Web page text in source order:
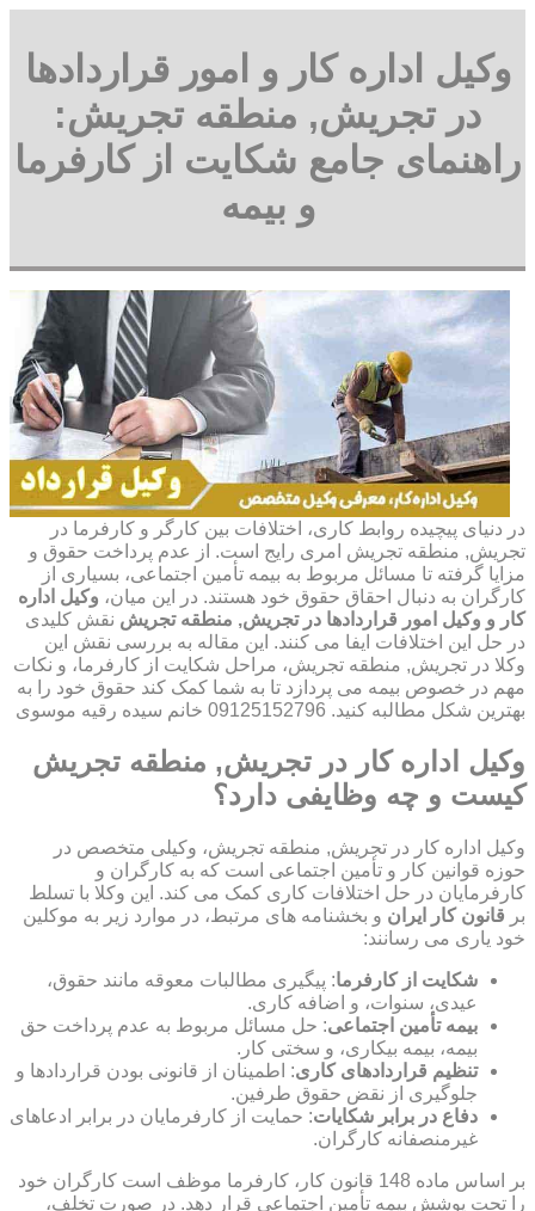
وکیل اداره کار و امور قراردادها
در تجریش, منطقه تجریش:
راهنمای جامع شکایت از کارفرما
و بیمه
در دنیای پیچیده روابط کاری، اختلافات بین کارگر و کارفرما در
تجریش, منطقه تجریش امری رایج است. از عدم پرداخت حقوق و
مزایا گرفته تا مسائل مربوط به بیمه تأمین اجتماعی، بسیاری از
کارگران به دنبال احقاق حقوق خود هستند. در این میان، وکیل اداره
کار و وکیل امور قراردادها در تجریش, منطقه تجریش نقش کلیدی
در حل این اختلافات ایفا می کنند. این مقاله به بررسی نقش این
وکلا در تجریش, منطقه تجریش، مراحل شکایت از کارفرما، و نکات
مهم در خصوص بیمه می پردازد تا به شما کمک کند حقوق خود را به
بهترین شکل مطالبه کنید. 09125152796 خانم سیده رقیه موسوی
وکیل اداره کار در تجریش, منطقه تجریش
کیست و چه وظایفی دارد؟
وکیل اداره کار در تجریش, منطقه تجریش، وکیلی متخصص در
حوزه قوانین کار و تأمین اجتماعی است که به کارگران و
کارفرمایان در حل اختلافات کاری کمک می کند. این وکلا با تسلط
بر قانون کار ایران و بخشنامه های مرتبط، در موارد زیر به موکلین
خود یاری می رسانند:
شکایت از کارفرما: پیگیری مطالبات معوقه مانند حقوق،
عیدی، سنوات، و اضافه کاری.
بیمه تأمین اجتماعی: حل مسائل مربوط به عدم پرداخت حق
بیمه، بیمه بیکاری، و سختی کار.
تنظیم قراردادهای کاری: اطمینان از قانونی بودن قراردادها و
جلوگیری از نقض حقوق طرفین.
دفاع در برابر شکایات: حمایت از کارفرمایان در برابر ادعاهای
غیرمنصفانه کارگران.
بر اساس ماده 148 قانون کار، کارفرما موظف است کارگران خود
را تحت پوشش بیمه تأمین اجتماعی قرار دهد. در صورت تخلف،